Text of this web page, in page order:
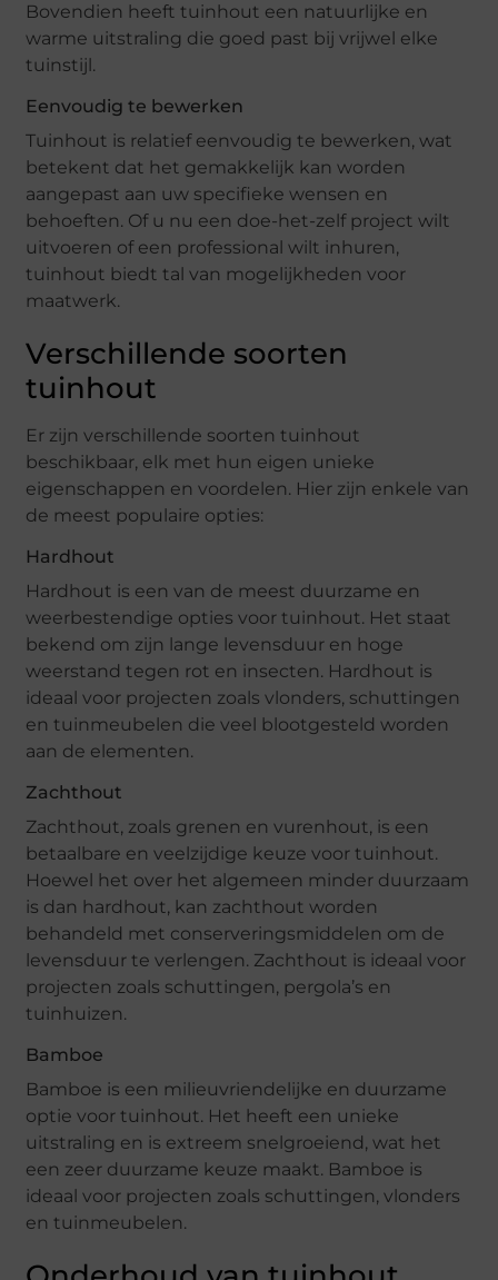
Bovendien heeft tuinhout een natuurlijke en
warme uitstraling die goed past bij vrijwel elke
tuinstijl.
Eenvoudig te bewerken
Tuinhout is relatief eenvoudig te bewerken, wat
betekent dat het gemakkelijk kan worden
aangepast aan uw specifieke wensen en
behoeften. Of u nu een doe-het-zelf project wilt
uitvoeren of een professional wilt inhuren,
tuinhout biedt tal van mogelijkheden voor
maatwerk.
Verschillende soorten
tuinhout
Er zijn verschillende soorten tuinhout
beschikbaar, elk met hun eigen unieke
eigenschappen en voordelen. Hier zijn enkele van
de meest populaire opties:
Hardhout
Hardhout is een van de meest duurzame en
weerbestendige opties voor tuinhout. Het staat
bekend om zijn lange levensduur en hoge
weerstand tegen rot en insecten. Hardhout is
ideaal voor projecten zoals vlonders, schuttingen
en tuinmeubelen die veel blootgesteld worden
aan de elementen.
Zachthout
Zachthout, zoals grenen en vurenhout, is een
betaalbare en veelzijdige keuze voor tuinhout.
Hoewel het over het algemeen minder duurzaam
is dan hardhout, kan zachthout worden
behandeld met conserveringsmiddelen om de
levensduur te verlengen. Zachthout is ideaal voor
projecten zoals schuttingen, pergola’s en
tuinhuizen.
Bamboe
Bamboe is een milieuvriendelijke en duurzame
optie voor tuinhout. Het heeft een unieke
uitstraling en is extreem snelgroeiend, wat het
een zeer duurzame keuze maakt. Bamboe is
ideaal voor projecten zoals schuttingen, vlonders
en tuinmeubelen.